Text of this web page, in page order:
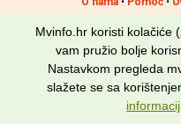
Mvinfo.hr koristi kolačiće
vam pružio bolje
Nastavkom pregleda
slažete se sa